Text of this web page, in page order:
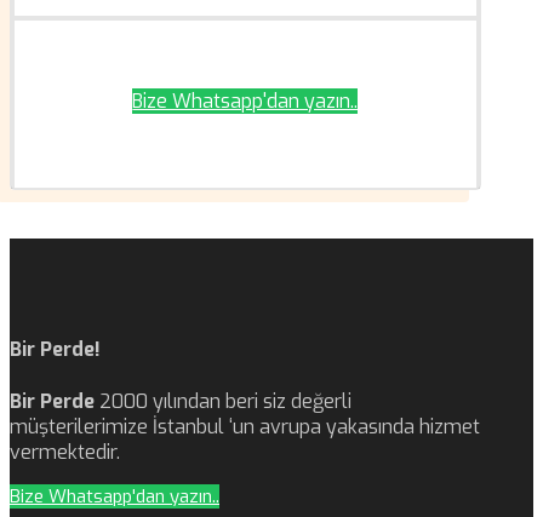
Bize Whatsapp'dan yazın..
Bir Perde!
Bir Perde 2000 yılından beri siz değerli
müşterilerimize İstanbul ‘un avrupa yakasında hizmet
vermektedir.
Bize Whatsapp'dan yazın..